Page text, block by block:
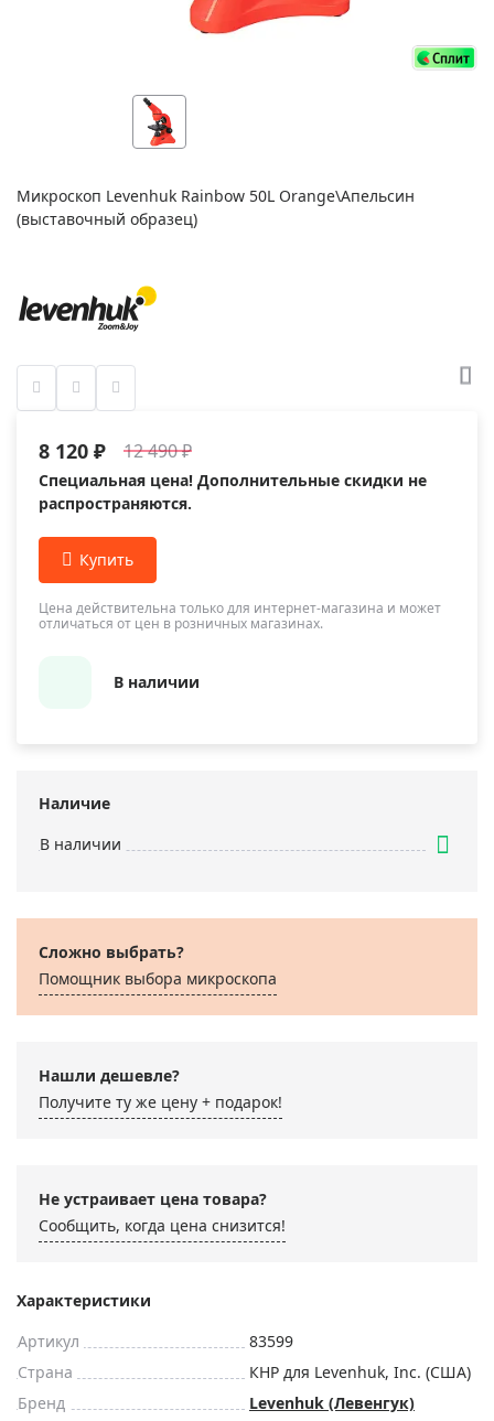
Микроскоп Levenhuk Rainbow 50L Orange\Апельсин
(выставочный образец)
8 120 ₽ 12 490 ₽
Специальная цена! Дополнительные скидки не
распространяются.
Цена действительна только для интернет-магазина и может
отличаться от цен в розничных магазинах.
В наличии
Наличие
В наличии
Сложно выбрать?
Помощник выбора микроскoпа
Нашли дешевле?
Получите ту же цену + подарок!
Не устраивает цена товара?
Сообщить, когда цена снизится!
Характеристики
Артикул
83599
Страна
КНР для Levenhuk, Inc. (США)
Бренд
Levenhuk (Левенгук)